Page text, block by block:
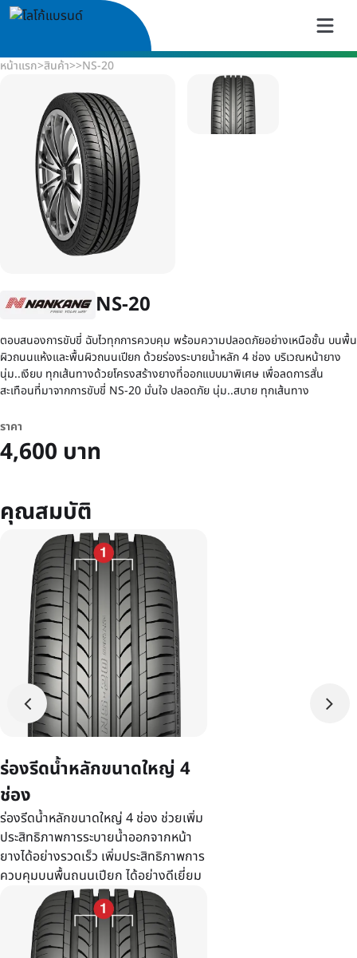
หน้าแรก>สินค้า>>NS-20
NS-20
ตอบสนองการขับขี่ ฉับไวทุกการควบคุม พร้อมความปลอดภัยอย่างเหนือชั้น บนพื้น
ผิวถนนแห้งและพื้นผิวถนนเปียก ด้วยร่องระบายน้ำหลัก 4 ช่อง บริเวณหน้ายาง
นุ่ม..เงียบ ทุกเส้นทางด้วยโครงสร้างยางที่ออกแบบมาพิเศษ เพื่อลดการสั่น
สะเทือนที่มาจากการขับขี่ NS-20 มั่นใจ ปลอดภัย นุ่ม..สบาย ทุกเส้นทาง
ราคา
4,600 บาท
คุณสมบัติ
ร่องรีดน้ำหลักขนาดใหญ่ 4
ช่อง
ร่องรีดน้ำหลักขนาดใหญ่ 4 ช่อง ช่วยเพิ่ม
ประสิทธิภาพการระบายน้ำออกจากหน้า
ยางได้อย่างรวดเร็ว เพิ่มประสิทธิภาพการ
ควบคุมบนพื้นถนนเปียก ได้อย่างดีเยี่ยม